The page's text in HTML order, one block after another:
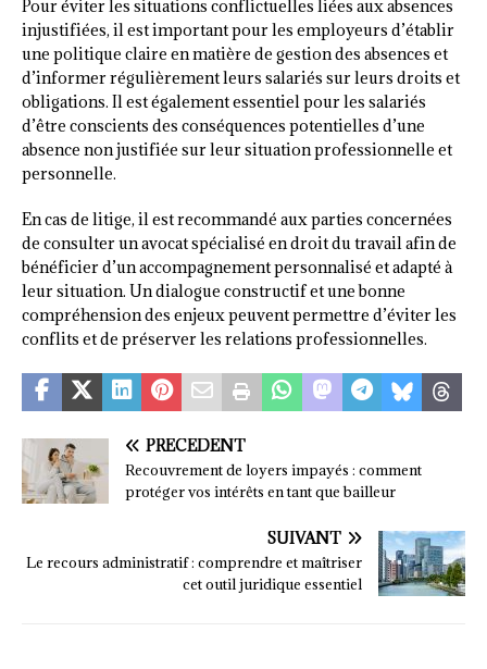
Pour éviter les situations conflictuelles liées aux absences
injustifiées, il est important pour les employeurs d’établir
une politique claire en matière de gestion des absences et
d’informer régulièrement leurs salariés sur leurs droits et
obligations. Il est également essentiel pour les salariés
d’être conscients des conséquences potentielles d’une
absence non justifiée sur leur situation professionnelle et
personnelle.
En cas de litige, il est recommandé aux parties concernées
de consulter un avocat spécialisé en droit du travail afin de
bénéficier d’un accompagnement personnalisé et adapté à
leur situation. Un dialogue constructif et une bonne
compréhension des enjeux peuvent permettre d’éviter les
conflits et de préserver les relations professionnelles.
PRÉCÉDENT
Recouvrement de loyers impayés : comment
protéger vos intérêts en tant que bailleur
SUIVANT
Le recours administratif : comprendre et maîtriser
cet outil juridique essentiel